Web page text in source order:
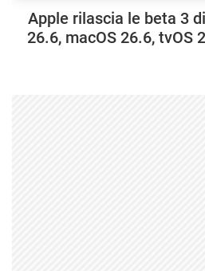
Apple rilascia le beta 3
26.6, macOS 26.6, tvOS